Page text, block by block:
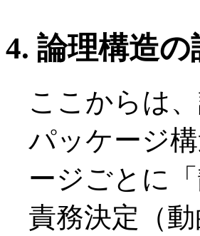
4. 論理構造の
ここからは
パッケージ
ージごとに
責務決定（